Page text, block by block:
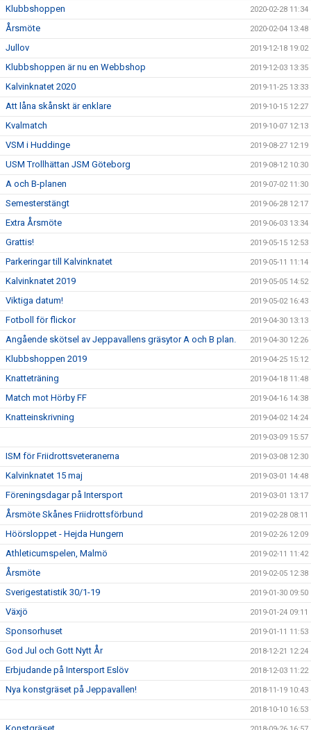
Klubbshoppen 2020-02-28 11:34
Årsmöte 2020-02-04 13:48
Jullov 2019-12-18 19:02
Klubbshoppen är nu en Webbshop 2019-12-03 13:35
Kalvinknatet 2020 2019-11-25 13:33
Att låna skånskt är enklare 2019-10-15 12:27
Kvalmatch 2019-10-07 12:13
VSM i Huddinge 2019-08-27 12:19
USM Trollhättan JSM Göteborg 2019-08-12 10:30
A och B-planen 2019-07-02 11:30
Semesterstängt 2019-06-28 12:17
Extra Årsmöte 2019-06-03 13:34
Grattis! 2019-05-15 12:53
Parkeringar till Kalvinknatet 2019-05-11 11:14
Kalvinknatet 2019 2019-05-05 14:52
Viktiga datum! 2019-05-02 16:43
Fotboll för flickor 2019-04-30 13:13
Angående skötsel av Jeppavallens gräsytor A och B plan. 2019-04-30 12:26
Klubbshoppen 2019 2019-04-25 15:12
Knatteträning 2019-04-18 11:48
Match mot Hörby FF 2019-04-16 14:38
Knatteinskrivning 2019-04-02 14:24
2019-03-09 15:57
ISM för Friidrottsveteranerna 2019-03-08 12:30
Kalvinknatet 15 maj 2019-03-01 14:48
Föreningsdagar på Intersport 2019-03-01 13:17
Årsmöte Skånes Friidrottsförbund 2019-02-28 08:11
Höörsloppet - Hejda Hungern 2019-02-26 12:09
Athleticumspelen, Malmö 2019-02-11 11:42
Årsmöte 2019-02-05 12:38
Sverigestatistik 30/1-19 2019-01-30 09:50
Växjö 2019-01-24 09:11
Sponsorhuset 2019-01-11 11:53
God Jul och Gott Nytt År 2018-12-21 12:24
Erbjudande på Intersport Eslöv 2018-12-03 11:22
Nya konstgräset på Jeppavallen! 2018-11-19 10:43
2018-10-10 16:53